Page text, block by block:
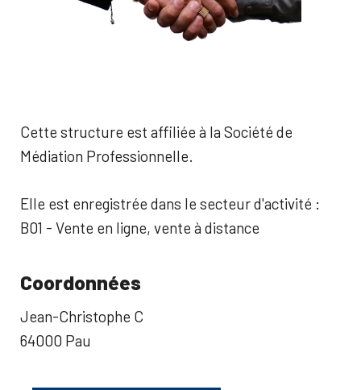
Cette structure est affiliée à la Société de
Médiation Professionnelle.
Elle est enregistrée dans le secteur d'activité :
B01 - Vente en ligne, vente à distance
Coordonnées
Jean-Christophe C
64000 Pau